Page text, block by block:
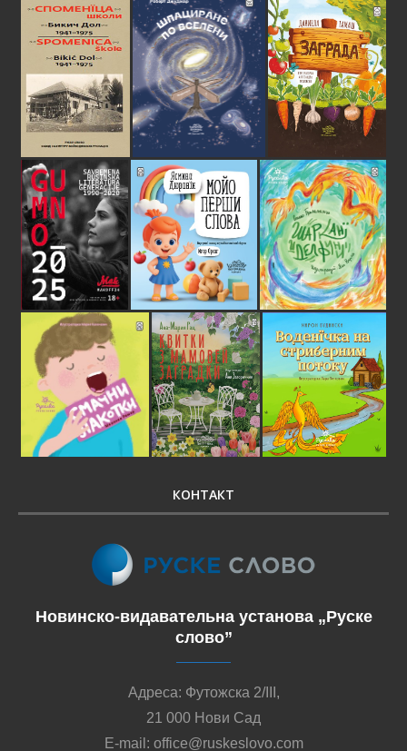
КОНТАКТ
Новинско-видавательна установа „Руске
слово”
Адреса: Футожска 2/III,
21 000 Нови Сад
E-mail: office@ruskeslovo.com